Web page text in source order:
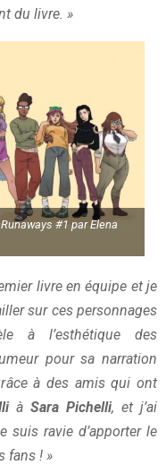
du livre. »
#1 par Elena
livre en équipe et je
sur ces personnages
à l’esthétique des
pour sa narration
à des amis qui ont
à Sara Pichelli, et j’ai
suis ravie d’apporter le
fans ! »